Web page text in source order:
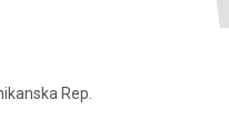
Rep.